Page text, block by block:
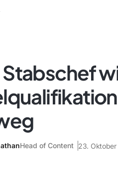
Stabschef
Head of Content 23.